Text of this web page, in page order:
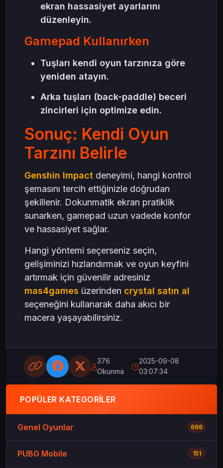
ekran hassasiyet ayarlarını
düzenleyin.
Gamepad Kullanırken
Tuşları kendi oyun tarzınıza göre
yeniden atayın.
Arka tuşları (back-paddle) beceri
zincirleri için optimize edin.
Sonuç: Kendi Oyun
Tarzını Belirle
Genshin Impact deneyimi, hangi kontrol
şemasını tercih ettiğinizle doğrudan
şekillenir. Dokunmatik ekran pratiklik
sunarken, gamepad uzun vadede konfor
ve hassasiyet sağlar.
Hangi yöntemi seçerseniz seçin,
gelişiminizi hızlandırmak ve oyun keyfini
artırmak için güvenilir adresiniz
mas4games üzerinden crystal satın al
seçeneğini kullanarak daha akıcı bir
macera yaşayabilirsiniz.
376
Okunma
2025-09-08
03:07:34
POPÜLER KATEGORILER
Genel Oyunlar 666
PUBG Mobile 151